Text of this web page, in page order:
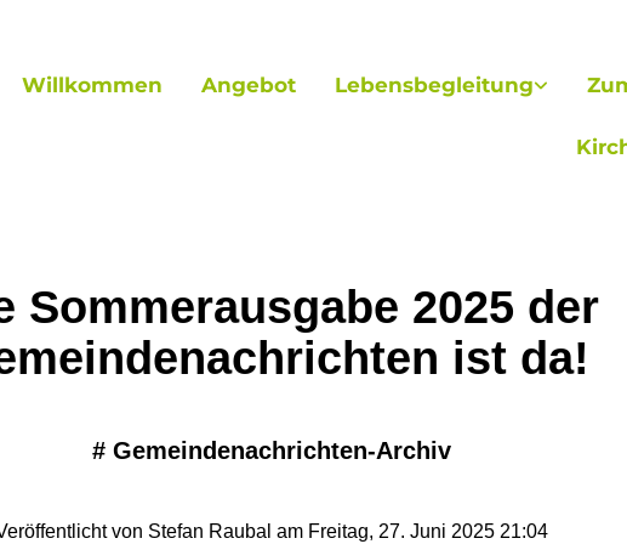
Willkommen Angebot Lebensbegleitung
Sommerausgabe 2025 der
ist da!
# Gemeindenachrichten-Archiv
von Stefan Raubal am Freitag, 27. Juni 2025 21:04